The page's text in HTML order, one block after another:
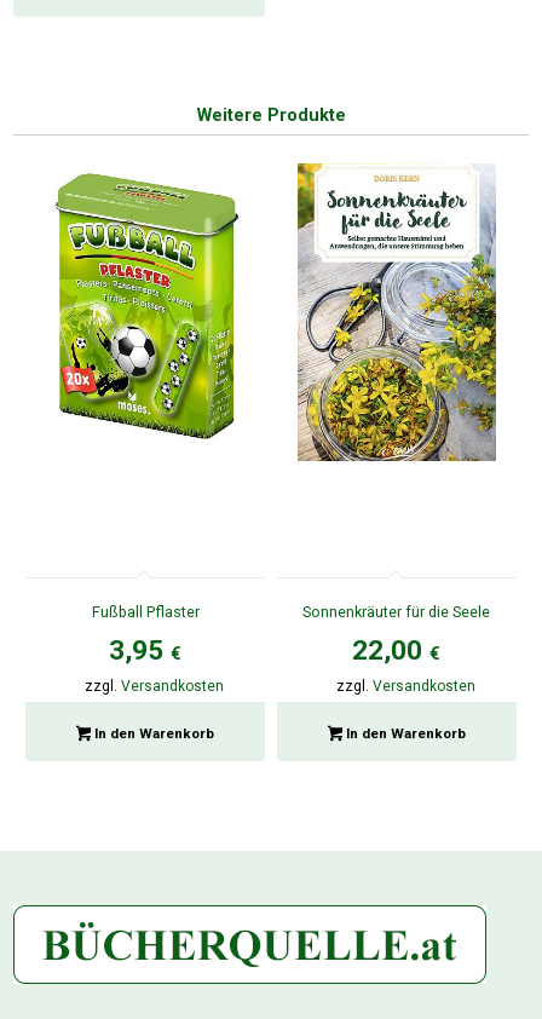
Weitere Produkte
Fußball Pflaster
3,95€
zzgl.Versandkosten
In den Warenkorb
Sonnenkräuter für die Seele
22,00€
zzgl. Versandkosten
In den Warenkorb